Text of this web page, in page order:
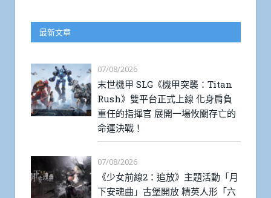
最新文章
07/08/2026
末世機甲 SLG《機甲突襲：Titan
Rush》雙平台正式上線 化身肩負
重任的指揮官 展開一場攸關存亡的
命運決戰！
07/08/2026
《少女前線2：追放》主題活動「月
下安魂曲」古堡開放 精英人形「六